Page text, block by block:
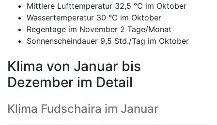
Mittlere Lufttemperatur 32,5 °C im Oktober
Wassertemperatur 30 °C im Oktober
Regentage im November 2 Tage/Monat
Sonnenscheindauer 9,5 Std./Tag im Oktober
Klima von Januar bis
Dezember im Detail
Klima Fudschaira im Januar